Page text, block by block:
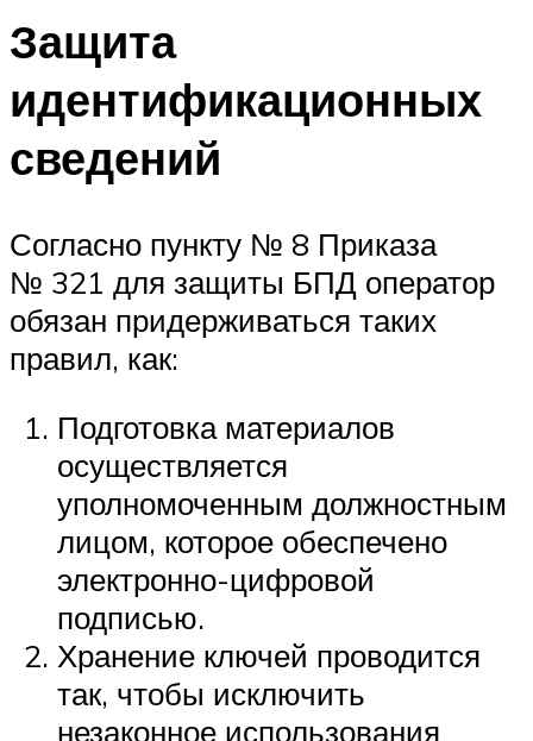
Защита
идентификационных
сведений
Согласно пункту № 8 Приказа
№ 321 для защиты БПД оператор
обязан придерживаться таких
правил, как:
Подготовка материалов
осуществляется
уполномоченным должностным
лицом, которое обеспечено
электронно-цифровой
подписью.
Хранение ключей проводится
так, чтобы исключить
незаконное использования